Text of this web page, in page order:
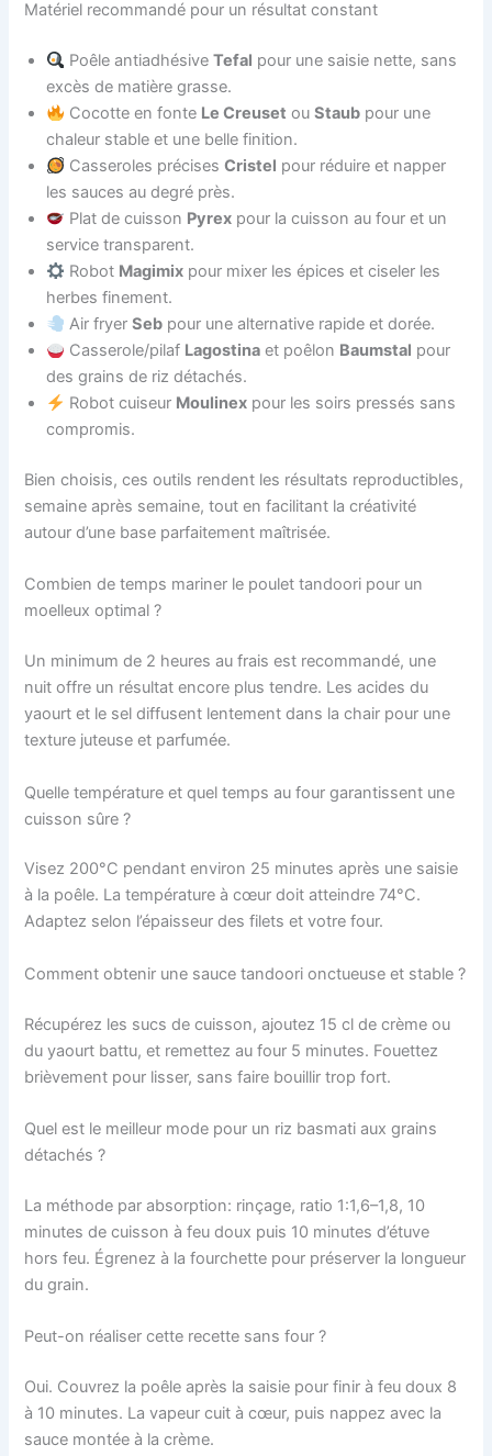
Matériel recommandé pour un résultat constant
Poêle antiadhésiveTefal pour une saisie nette, sans
excès de matière grasse.
Cocotte en fonte Le Creuset ouStaub pour une
chaleur stable et une belle finition.
Casseroles précisesCristel pour réduire et napper
les sauces au degré près.
Plat de cuisson Pyrex pour la cuisson au four et un
service transparent.
Robot Magimix pour mixer les épices et ciseler les
herbes finement.
Air fryerSeb pour une alternative rapide et dorée.
Casserole/pilaf Lagostina et poêlon Baumstal pour
des grains de riz détachés.
Robot cuiseur Moulinex pour les soirs pressés sans
compromis.
Bien choisis, ces outils rendent les résultats reproductibles,
semaine après semaine, tout en facilitant la créativité
autour d’une base parfaitement maîtrisée.
Combien de temps mariner le poulet tandoori pour un
moelleux optimal ?
Un minimum de 2 heures au frais est recommandé, une
nuit offre un résultat encore plus tendre. Les acides du
yaourt et le sel diffusent lentement dans la chair pour une
texture juteuse et parfumée.
Quelle température et quel temps au four garantissent une
cuisson sûre ?
Visez 200°C pendant environ 25 minutes après une saisie
à la poêle. La température à cœur doit atteindre 74°C.
Adaptez selon l’épaisseur des filets et votre four.
Comment obtenir une sauce tandoori onctueuse et stable ?
Récupérez les sucs de cuisson, ajoutez 15 cl de crème ou
du yaourt battu, et remettez au four 5 minutes. Fouettez
brièvement pour lisser, sans faire bouillir trop fort.
Quel est le meilleur mode pour un riz basmati aux grains
détachés ?
La méthode par absorption: rinçage, ratio 1:1,6–1,8, 10
minutes de cuisson à feu doux puis 10 minutes d’étuve
hors feu. Égrenez à la fourchette pour préserver la longueur
du grain.
Peut-on réaliser cette recette sans four ?
Oui. Couvrez la poêle après la saisie pour finir à feu doux 8
à 10 minutes. La vapeur cuit à cœur, puis nappez avec la
sauce montée à la crème.